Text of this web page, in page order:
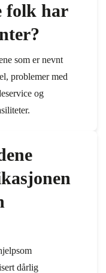
folk har
som er nevnt
problemer med
og
dårlig